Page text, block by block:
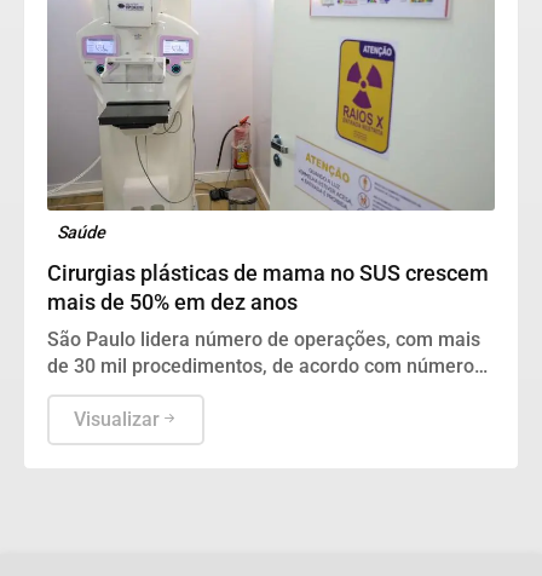
Saúde
Cirurgias plásticas de mama no SUS crescem
mais de 50% em dez anos
São Paulo lidera número de operações, com mais
de 30 mil procedimentos, de acordo com números
da Sociedade Brasileira de Cirurgia Plástica.
Visualizar